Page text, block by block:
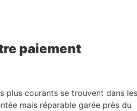
paiement
plus courants se trouvent dans les
mais réparable garée près du